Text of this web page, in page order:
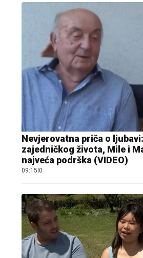
Nevjerovatna priča o
zajedničkog života, Mile i
najveća podrška (VIDEO)
09:15 0